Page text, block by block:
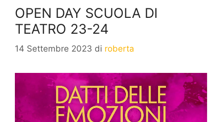
OPEN DAY SCUOLA DI
TEATRO 23-24
14 Settembre 2023 di roberta